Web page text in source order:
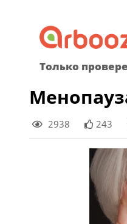
content
Только
2938 243